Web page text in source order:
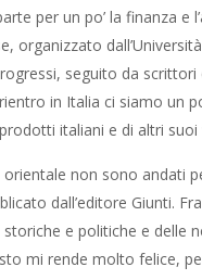
per un po’ la finanza e
organizzato
seguito da scrittori
in Italia ci siamo un
italiani e di altri suoi
non sono andati
dall’editore Giunti.
e politiche e delle
mi rende molto felice,